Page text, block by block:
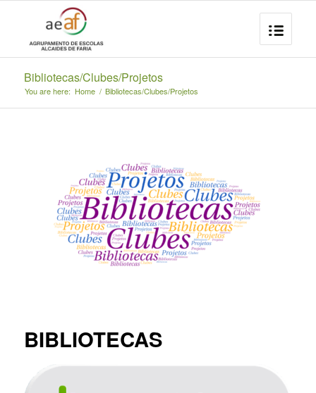
Bibliotecas/Clubes/Projetos
You are here: Home / Bibliotecas/Clubes/Projetos
BIBLIOTECAS